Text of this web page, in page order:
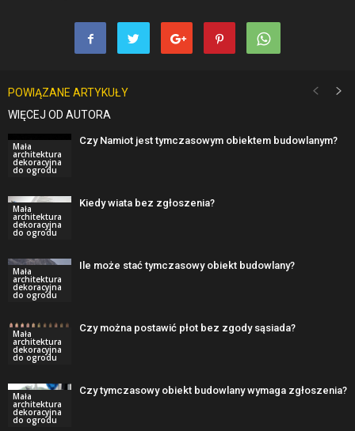
POWIĄZANE ARTYKUŁY
WIĘCEJ OD AUTORA
Mała
architektura
dekoracyjna
do ogrodu
Czy Namiot jest tymczasowym obiektem budowlanym?
Mała
architektura
dekoracyjna
do ogrodu
Kiedy wiata bez zgłoszenia?
Mała
architektura
dekoracyjna
do ogrodu
Ile może stać tymczasowy obiekt budowlany?
Mała
architektura
dekoracyjna
do ogrodu
Czy można postawić płot bez zgody sąsiada?
Mała
architektura
dekoracyjna
do ogrodu
Czy tymczasowy obiekt budowlany wymaga zgłoszenia?